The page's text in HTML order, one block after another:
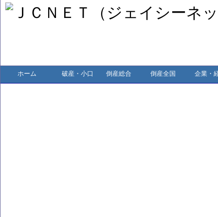
ホーム 破産・小口 倒産総合 倒産全国 企業・